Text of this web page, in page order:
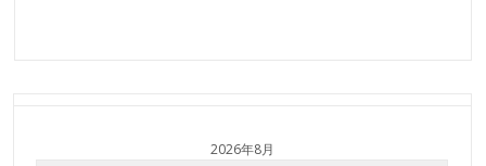
2026年8月